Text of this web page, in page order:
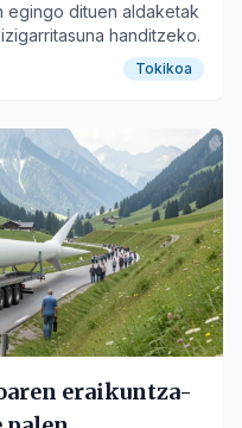
egingo dituen aldaketak
handitzeko.
Tokikoa
eraikuntza-